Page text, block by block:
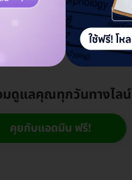
ดูแลคุณทุกวันทางไลน์
คุยกับแอดมิน ฟรี!